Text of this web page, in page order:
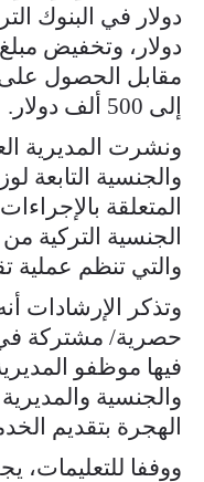
دولار، وتخفيض مبلغ
إلى 500 ألف دولار.
ونشرت المديرية
والجنسية التابعة
المتعلقة
الجنسية التركية
والتي تنظم عملية
وتذكر الإرشادات
حصرية/ مشتركة
فيها موظفو
والجنسية
الهجرة بتقديم
ووففا للتعليمات،